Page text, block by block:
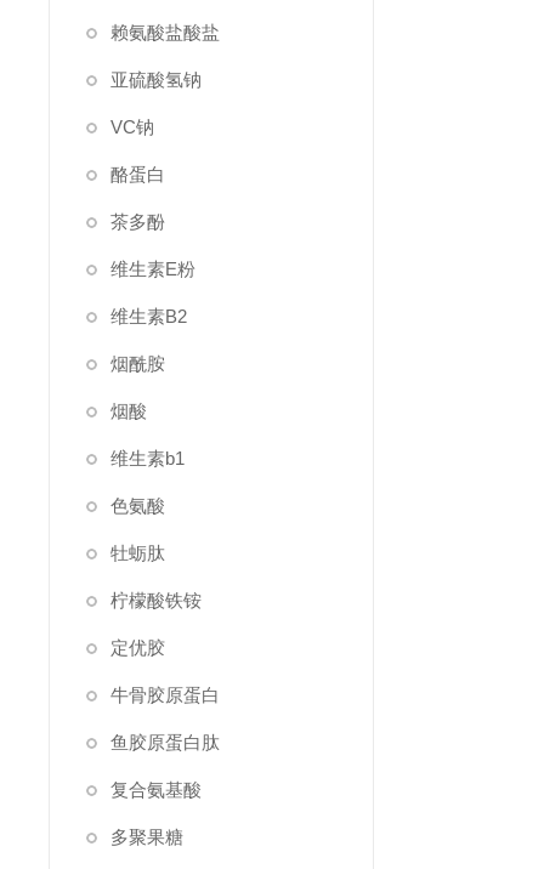
赖氨酸盐酸盐
亚硫酸氢钠
VC钠
酪蛋白
茶多酚
维生素E粉
维生素B2
烟酰胺
烟酸
维生素b1
色氨酸
牡蛎肽
柠檬酸铁铵
定优胶
牛骨胶原蛋白
鱼胶原蛋白肽
复合氨基酸
多聚果糖